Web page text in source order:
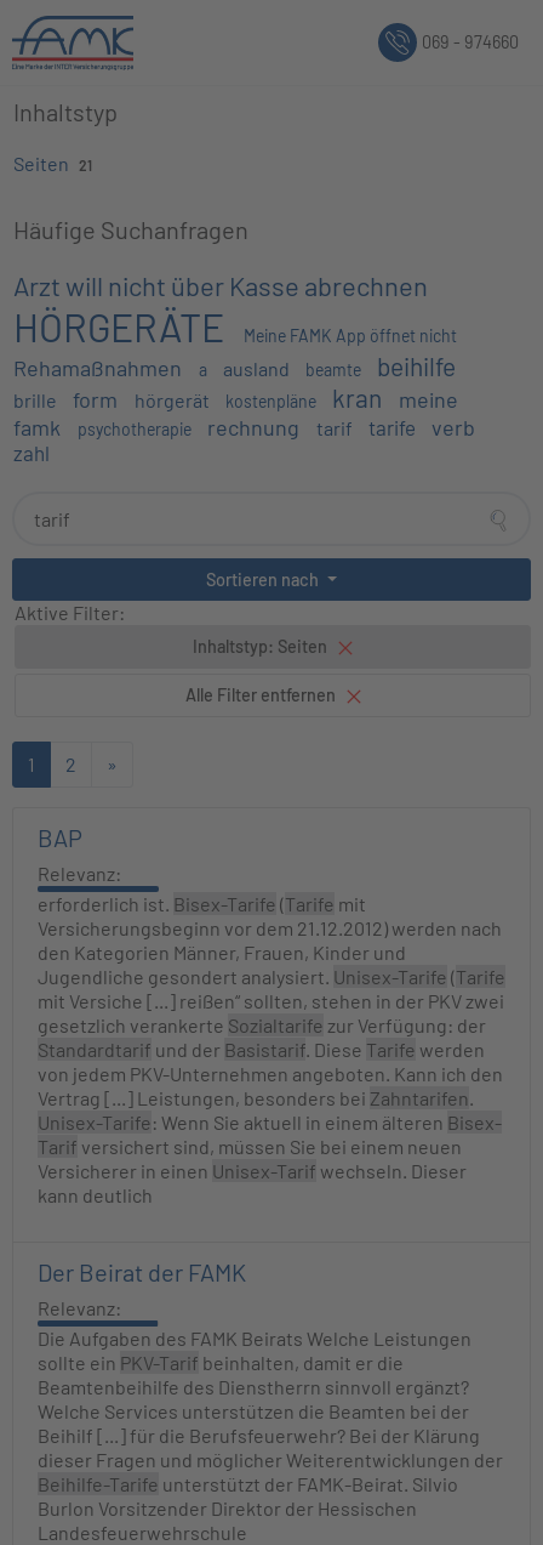
069 - 974660
Inhaltstyp
Seiten 21
Häufige Suchanfragen
Arzt will nicht über Kasse abrechnen
HÖRGERÄTE Meine FAMK App öffnet nicht
Rehamaßnahmen a ausland beamte beihilfe
brille form hörgerät kostenpläne kran
meine
famk
psychotherapie rechnung tarif tarife verb
zahl
Sortieren nach
Aktive Filter:
Inhaltstyp: Seiten
Alle Filter entfernen
1 2 »
BAP
Relevanz:
erforderlich ist. Bisex-Tarife (Tarife mit
Versicherungsbeginn vor dem 21.12.2012) werden nach
den Kategorien Männer, Frauen, Kinder und
Jugendliche gesondert analysiert. Unisex-Tarife (Tarife
mit Versiche [...] reißen“ sollten, stehen in der PKV zwei
gesetzlich verankerte Sozialtarife zur Verfügung: der
Standardtarif und der Basistarif. Diese Tarife werden
von jedem PKV-Unternehmen angeboten. Kann ich den
Vertrag [...] Leistungen, besonders bei Zahntarifen.
Unisex-Tarife: Wenn Sie aktuell in einem älteren Bisex-
Tarif versichert sind, müssen Sie bei einem neuen
Versicherer in einen Unisex-Tarif wechseln. Dieser
kann deutlich
Der Beirat der FAMK
Relevanz:
Die Aufgaben des FAMK Beirats Welche Leistungen
sollte ein PKV-Tarif beinhalten, damit er die
Beamtenbeihilfe des Dienstherrn sinnvoll ergänzt?
Welche Services unterstützen die Beamten bei der
Beihilf [...] für die Berufsfeuerwehr? Bei der Klärung
dieser Fragen und möglicher Weiterentwicklungen der
Beihilfe-Tarife unterstützt der FAMK-Beirat. Silvio
Burlon Vorsitzender Direktor der Hessischen
Landesfeuerwehrschule